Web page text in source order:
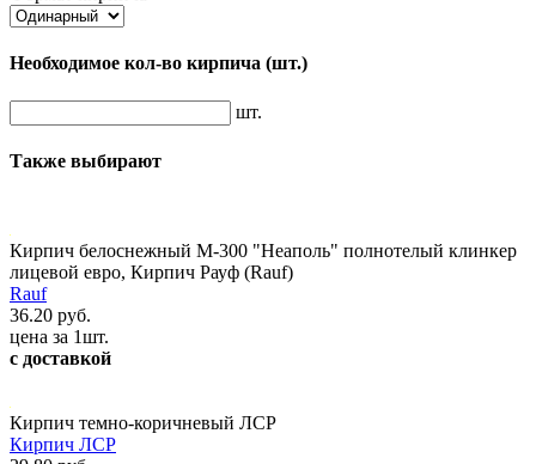
Необходимое кол-во кирпича (шт.)
шт.
Также выбирают
Кирпич белоснежный М-300 "Неаполь" полнотелый клинкер
лицевой евро, Кирпич Рауф (Rauf)
Rauf
36.20 руб.
цена за 1шт.
с доставкой
Кирпич темно-коричневый ЛСР
Кирпич ЛСР